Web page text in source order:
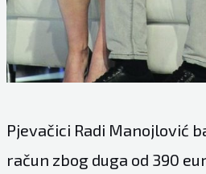
Pjevačici Radi Manojlović
račun zbog duga od 390